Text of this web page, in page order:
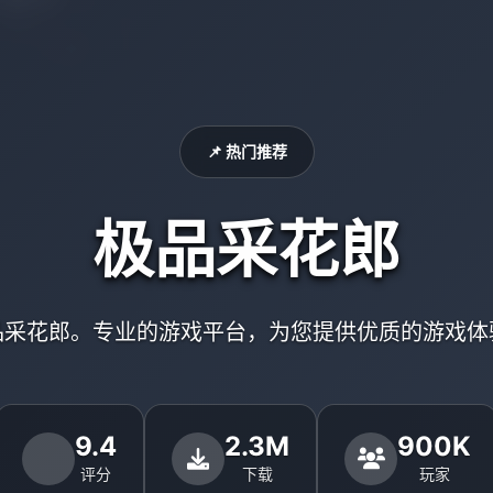
📌 热门推荐
极品采花郎
花郎。专业的游戏平台，为您提供优质的游戏
9.4
评分
2.3M
下载
900K
玩家